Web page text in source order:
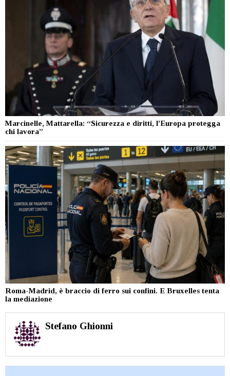
Marcinelle, Mattarella: “Sicurezza e diritti, l’Europa protegga
chi lavora”
Roma-Madrid, è braccio di ferro sui confini. E Bruxelles tenta
la mediazione
Stefano Ghionni